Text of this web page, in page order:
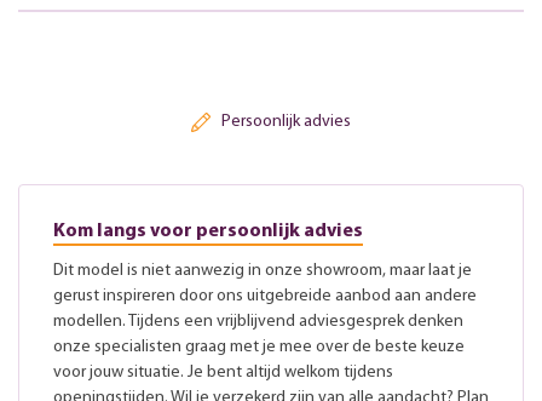
Persoonlijk advies
Kom langs voor persoonlijk advies
Dit model is niet aanwezig in onze showroom, maar laat je
gerust inspireren door ons uitgebreide aanbod aan andere
modellen. Tijdens een vrijblijvend adviesgesprek denken
onze specialisten graag met je mee over de beste keuze
voor jouw situatie. Je bent altijd welkom tijdens